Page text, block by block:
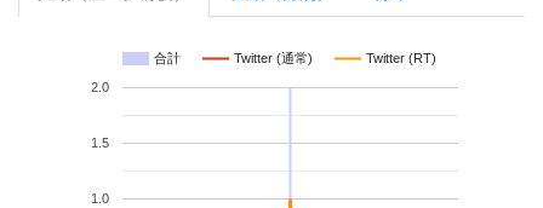
合計 Twitter (通常) Twitter (RT)
1.0
1.5
2.0